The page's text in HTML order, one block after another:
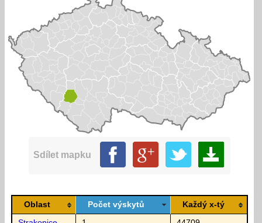
Sdílet mapku
Oblast Počet výskytů Každý x-tý